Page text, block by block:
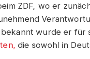
ZDF, wo er
wurde er für
die sowohl in